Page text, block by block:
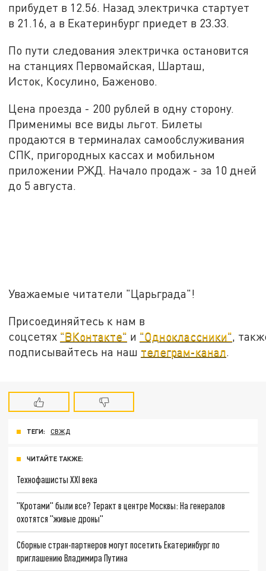
прибудет в 12.56. Назад электричка стартует
в 21.16, а в Екатеринбург приедет в 23.33.
По пути следования электричка остановится
на станциях Первомайская, Шарташ,
Исток, Косулино, Баженово.
Цена проезда - 200 рублей в одну сторону.
Применимы все виды льгот. Билеты
продаются в терминалах самообслуживания
СПК, пригородных кассах и мобильном
приложении РЖД. Начало продаж - за 10 дней
до 5 августа.
Уважаемые читатели "Царьграда"!
Присоединяйтесь к нам в
соцсетях "ВКонтакте" и "Одноклассники",
подписывайтесь на наш телеграм-канал.
ТЕГИ: СВЖД
ЧИТАЙТЕ ТАКЖЕ:
Технофашисты XXI века
"Кротами" были все? Теракт в центре Москвы: На генералов
охотятся "живые дроны"
Сборные стран-партнеров могут посетить Екатеринбург по
приглашению Владимира Путина